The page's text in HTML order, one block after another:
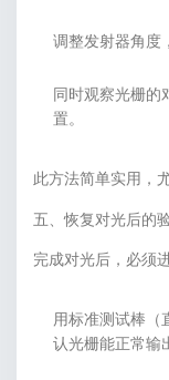
调整发射器角度
同时观察光栅的
置。
此方法简单实用，
五、恢复对光后的
完成对光后，必须
用标准测试棒（
认光栅能正常输